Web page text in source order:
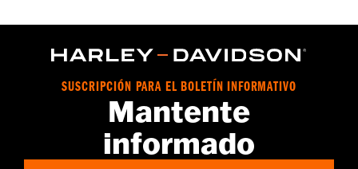
vinRequerido: false
d.com/warrantypara más información
SUSCRIPCIÓN PARA EL BOLETÍN INFORMATIVO
Mantente
informado